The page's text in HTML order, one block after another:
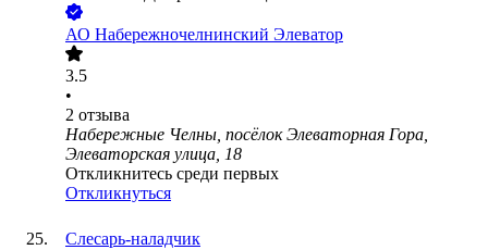
АО Набережночелнинский Элеватор
3.5
•
2 отзыва
Набережные Челны, посёлок Элеваторная Гора,
Элеваторская улица, 18
Откликнитесь среди первых
Откликнуться
Слесарь-наладчик